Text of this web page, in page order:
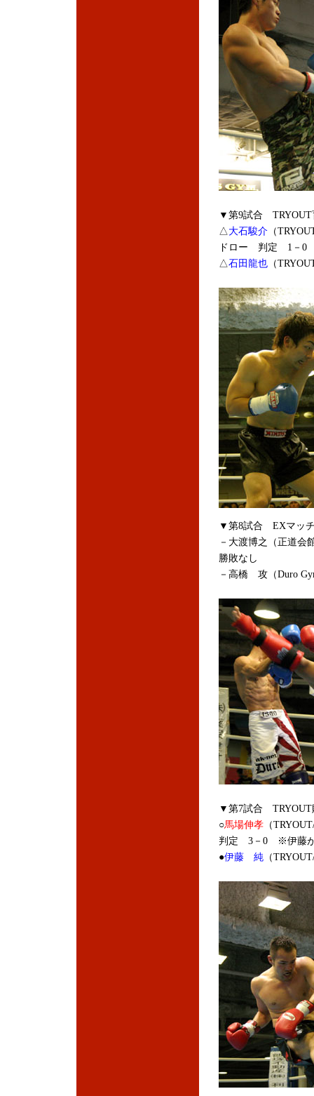
▼第9試合
△大石駿介（
ドロー 判定 1－0
△石田龍也（
▼第8試合 EXマッ
－大渡博之（正道会
勝敗なし
－高橋 攻（Duro
▼第7試合
○馬場伸孝（
判定 3－0 ※伊藤が
●伊藤 純（